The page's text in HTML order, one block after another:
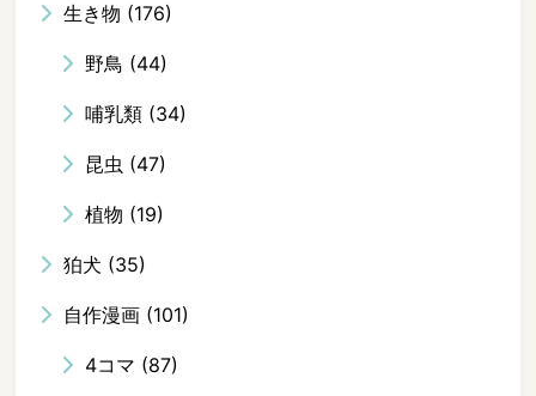
生き物 (176)
野鳥 (44)
哺乳類 (34)
昆虫 (47)
植物 (19)
狛犬 (35)
自作漫画 (101)
4コマ (87)